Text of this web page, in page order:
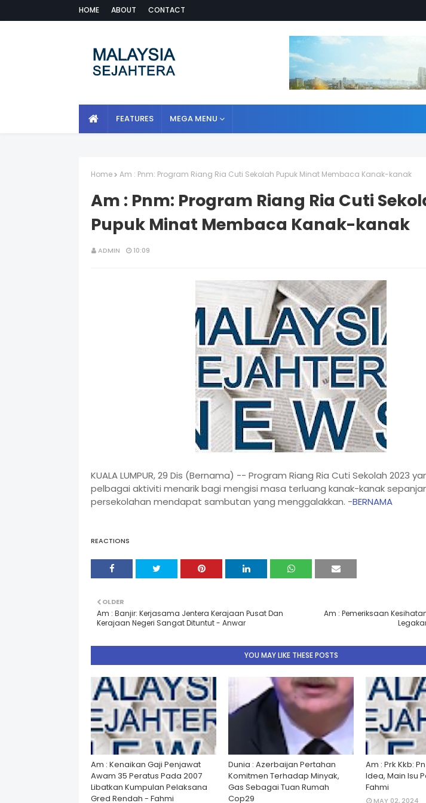
HOME ABOUT CONTACT
FEATURES MEGA MENU
Home Am : Pnm: Program Riang Ria Cuti Sekolah Pupuk Minat Membaca Kanak-kanak
Am : Pnm: Program Riang Ria Cuti
Pupuk Minat Membaca Kanak-kanak
ADMIN 10:09
KUALA LUMPUR, 29 Dis (Bernama) -- Program Riang Ria Cuti Sekolah 2023
pelbagai aktiviti menarik bagi mengisi masa terluang kanak-kanak
persekolahan mendapat sambutan yang menggalakkan. -BERNAMA
REACTIONS
Am : Pemeriksaan
OLDER
Am : Banjir: Kerjasama Jentera Kerajaan Pusat Dan
Kerajaan Negeri Sangat Dituntut - Anwar
YOU MAY LIKE THESE POSTS
Am : Kenaikan Gaji Penjawat
Awam 35 Peratus Pada 2007
Libatkan Kumpulan Pelaksana
Gred Rendah - Fahmi
Dunia : Azerbaijan Pertahan
Komitmen Terhadap Minyak,
Gas Sebagai Tuan Rumah
Cop29
Am : Prk Kkb:
Idea, Main Isu
Fahmi
MAY 02, 2024